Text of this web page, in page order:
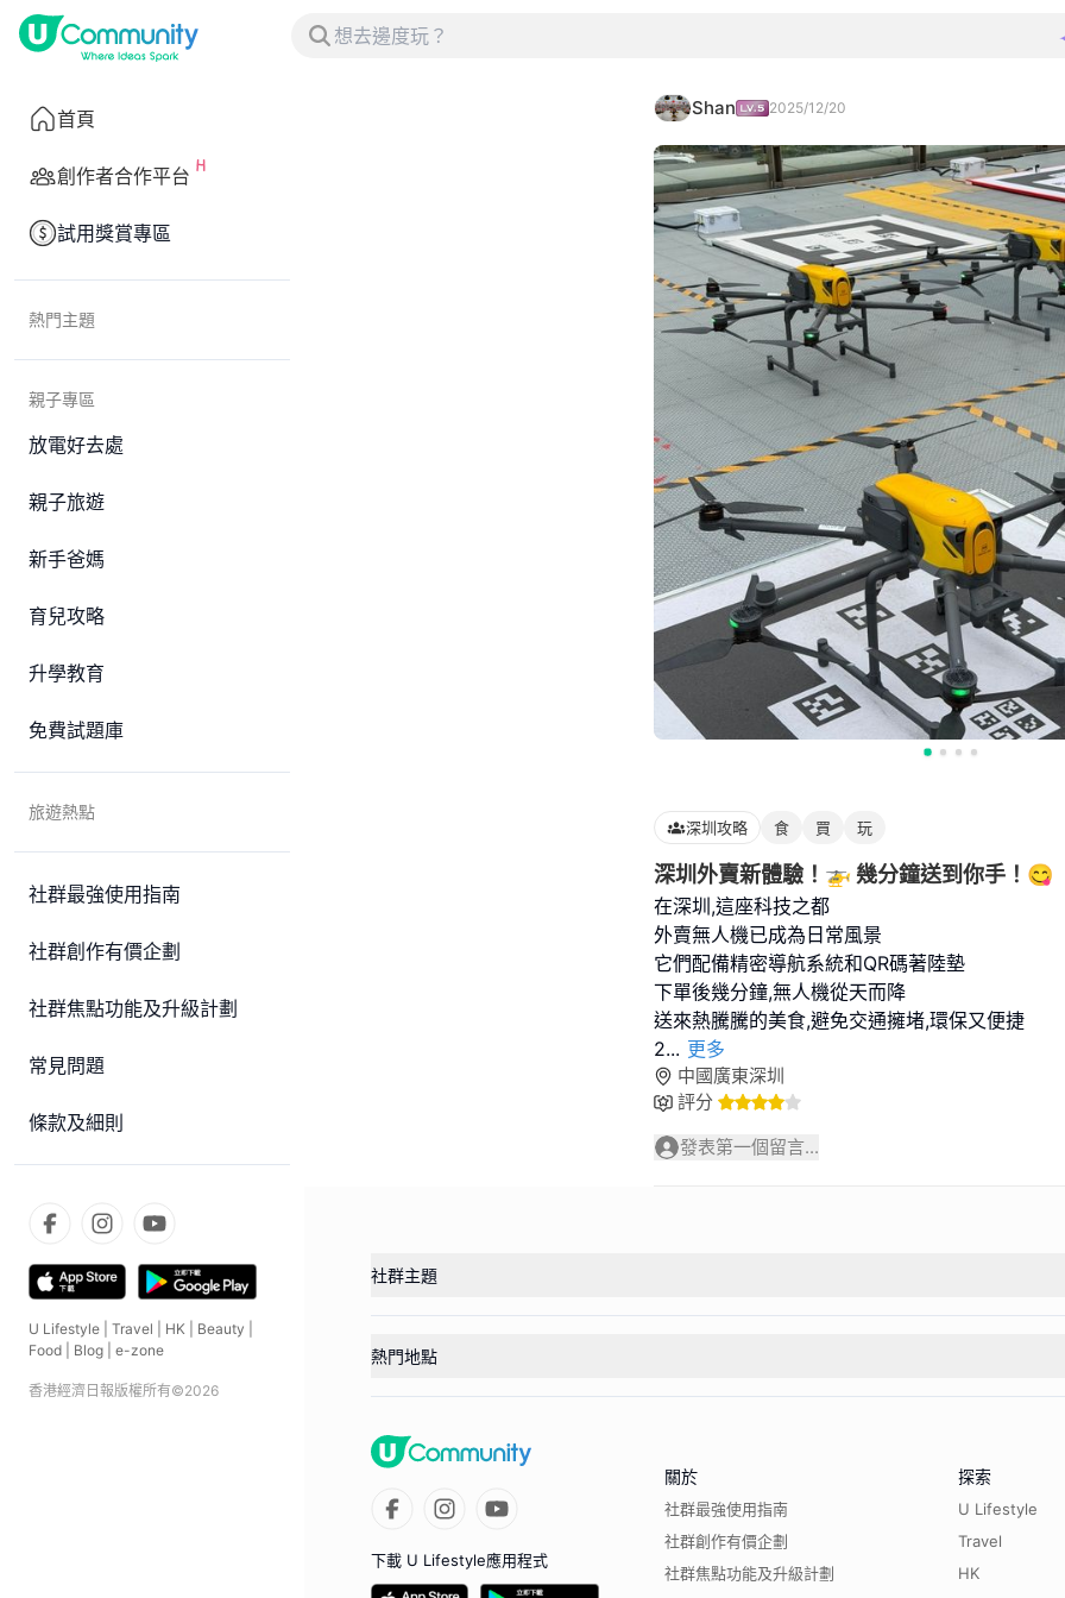
首頁
創作者合作平台
試用獎賞專區
熱門主題
親子專區
放電好去處
親子旅遊
新手爸媽
育兒攻略
升學教育
免費試題庫
旅遊熱點
社群最強使用指南
社群創作有價企劃
社群焦點功能及升級計劃
常見問題
條款及細則
U Lifestyle Travel HK Beauty
Food
Blog e-zone
香港經濟日報版權所有©2026
Shan 2025/12/20
深圳攻略 食 買 玩
深圳外賣新體驗！🚁 幾分鐘送到你手！😋
在深圳,這座科技之都
外賣無人機已成為日常風景
它們配備精密導航系統和QR碼著陸墊
下單後幾分鐘,無人機從天而降
送來熱騰騰的美食,避免交通擁堵,環保又便捷
2... 更多
中國廣東深圳
評分
發表第一個留言...
社群主題
熱門地點
下載 U Lifestyle應用程式
關於
社群最強使用指南
社群創作有價企劃
社群焦點功能及升級計劃
探索
U Lifestyle
Travel
HK